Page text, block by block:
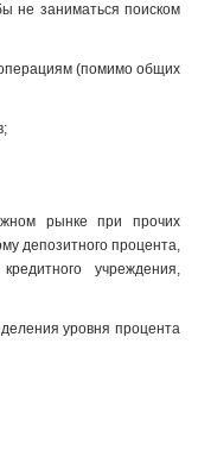
не заниматься поиском
(помимо общих
рынке при прочих
депозитного процента,
учреждения,
уровня процента